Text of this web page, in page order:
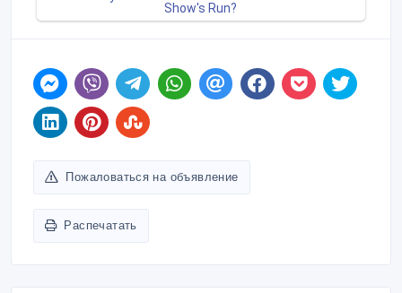
Пожаловаться на объявление
Распечатать